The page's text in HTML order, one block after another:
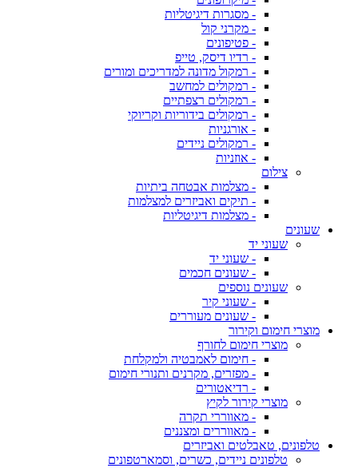
- מסגרות דיגיטליות
- מקרני קול
- פטיפונים
- רדיו דיסק, טייפ
- רמקול מדונה למדריכים ומורים
- רמקולים למחשב
- רמקולים רצפתיים
- רמקולים בידוריות וקריוקי
- אורגניות
- רמקולים ניידים
- אוזניות
צילום
- מצלמות אבטחה ביתיות
- תיקים ואביזרים למצלמות
- מצלמות דיגיטליות
שעונים
שעוני יד
- שעוני יד
- שעונים חכמים
שעונים נוספים
- שעוני קיר
- שעונים מעוררים
מוצרי חימום וקירור
מוצרי חימום לחורף
- חימום לאמבטיה ולמקלחת
- מפזרים, מקרנים ותנורי חימום
- רדיאטורים
מוצרי קירור לקיץ
- מאווררי תקרה
- מאווררים ומצננים
טלפונים, טאבלטים ואביזרים
טלפונים ניידים, כשרים, וסמארטפונים